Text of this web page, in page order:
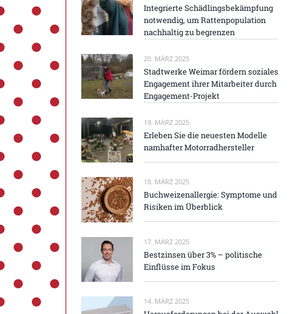
Integrierte Schädlingsbekämpfung
notwendig, um Rattenpopulation
nachhaltig zu begrenzen
20. MÄRZ 2025
Stadtwerke Weimar fördern soziales
Engagement ihrer Mitarbeiter durch
Engagement-Projekt
19. MÄRZ 2025
Erleben Sie die neuesten Modelle
namhafter Motorradhersteller
18. MÄRZ 2025
Buchweizenallergie: Symptome und
Risiken im Überblick
17. MÄRZ 2025
Bestzinsen über 3% – politische
Einflüsse im Fokus
14. MÄRZ 2025